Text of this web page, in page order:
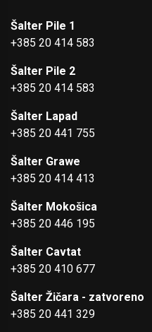
Šalter Pile 1
+385 20 414 583
Šalter Pile 2
+385 20 414 583
Šalter Lapad
+385 20 441 755
Šalter Grawe
+385 20 414 413
Šalter Mokošica
+385 20 446 195
Šalter Cavtat
+385 20 410 677
Šalter Žičara - zatvoreno
+385 20 441 329